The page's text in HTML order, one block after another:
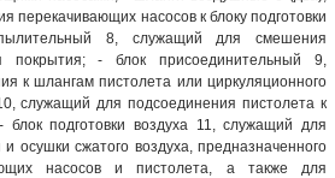
перекачивающих насосов к блоку подготовки
8, служащий для смешения
покрытия; - блок присоединительный 9,
к шлангам пистолета или циркуляционного
служащий для подсоединения пистолета к
блок подготовки воздуха 11, служащий для
осушки сжатого воздуха, предназначенного
насосов и пистолета, а также для